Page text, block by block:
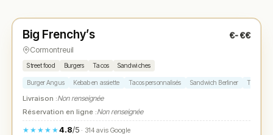
★ N° 1
Big Frenchy’s €-€€
Cormontreuil
Street food Burgers Tacos Sandwiches
Burger Angus Kebab en assiette Tacos personnalisés Sandwich Berliner Tiramisu
Livraison :Non renseignée
Réservation en ligne :Non renseignée
★★★★★4.8/5· 314 avis Google